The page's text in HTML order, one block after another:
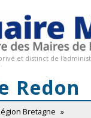
et distinct de
Redon
Bretagne »